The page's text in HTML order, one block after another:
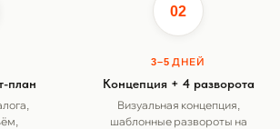
план
02
3–5 ДНЕЙ
Концепция + 4 разворота
Визуальная концепция,
шаблонные развороты на